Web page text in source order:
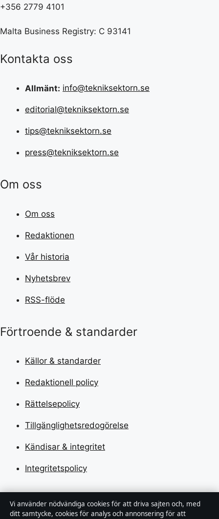
+356 2779 4101
Malta Business Registry: C 93141
Kontakta oss
Allmänt: info@tekniksektorn.se
editorial@tekniksektorn.se
tips@tekniksektorn.se
press@tekniksektorn.se
Om oss
Om oss
Redaktionen
Vår historia
Nyhetsbrev
RSS-flöde
Förtroende & standarder
Källor & standarder
Redaktionell policy
Rättelsepolicy
Tillgänglighetsredogörelse
Kändisar & integritet
Integritetspolicy
Om Tekniksektorn i korthet
Vi använder nödvändiga cookies för att driva sajten och, med
ditt samtycke, cookies för analys och annonsering för att